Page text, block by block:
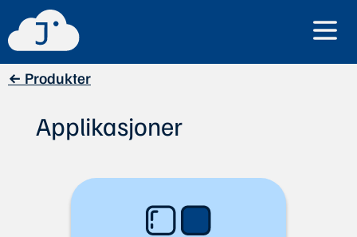
← Produkter
Applikasjoner